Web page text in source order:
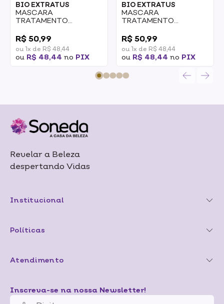
BIO EXTRATUS
MASCARA
TRATAMENTO
CAMOMILA 250g
R$ 50,99
ou 1x de R$ 48,44
ou R$ 48,44 no PIX
BIO EXTRATUS
MASCARA
TRATAMENTO
DE CREME CRESPOS
250G
R$ 50,99
ou 1x de R$ 48,44
ou R$ 48,44 no PIX
Revelar a Beleza
despertando Vidas
Institucional
Políticas
Atendimento
Inscreva-se na nossa Newsletter!